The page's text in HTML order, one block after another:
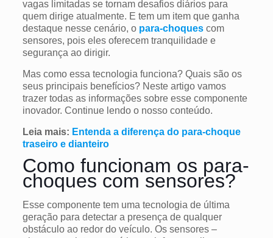
vagas limitadas se tornam desafios diários para
quem dirige atualmente. E tem um item que ganha
destaque nesse cenário, o para-choquescom
sensores, pois eles oferecem tranquilidade e
segurança ao dirigir.
Mas como essa tecnologia funciona? Quais são os
seus principais benefícios? Neste artigo vamos
trazer todas as informações sobre esse componente
inovador. Continue lendo o nosso conteúdo.
Leia mais: Entenda a diferença do para-choque
traseiro e dianteiro
Como funcionam os para-
choques com sensores?
Esse componente tem uma tecnologia de última
geração para detectar a presença de qualquer
obstáculo ao redor do veículo. Os sensores –